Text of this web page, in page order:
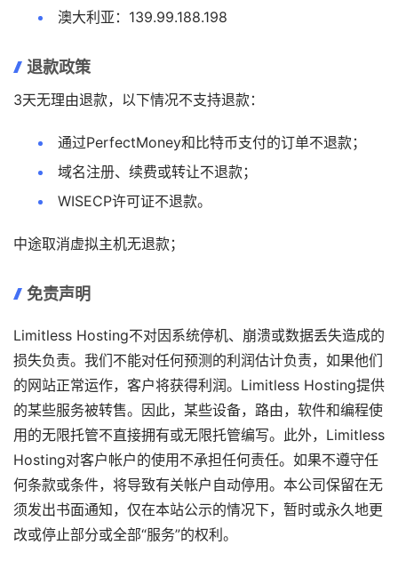
澳大利亚：139.99.188.198
退款政策
3天无理由退款，以下情况不支持退款：
通过PerfectMoney和比特币支付的订单不退款；
域名注册、续费或转让不退款；
WISECP许可证不退款。
中途取消虚拟主机无退款；
免责声明
Limitless Hosting不对因系统停机、崩溃或数据丢失造成的
损失负责。我们不能对任何预测的利润估计负责，如果他们
的网站正常运作，客户将获得利润。Limitless Hosting提供
的某些服务被转售。因此，某些设备，路由，软件和编程使
用的无限托管不直接拥有或无限托管编写。此外，Limitless
Hosting对客户帐户的使用不承担任何责任。如果不遵守任
何条款或条件，将导致有关帐户自动停用。本公司保留在无
须发出书面通知，仅在本站公示的情况下，暂时或永久地更
改或停止部分或全部“服务”的权利。